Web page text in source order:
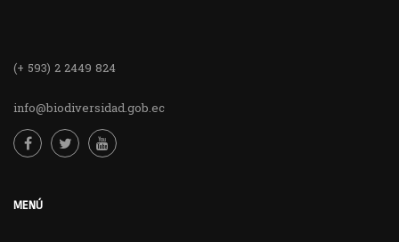
(+ 593) 2 2449 824
info@biodiversidad.gob.ec
MENÚ